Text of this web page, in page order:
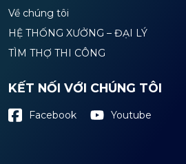
Về chúng tôi
HỆ THỐNG XƯỞNG – ĐẠI LÝ
TÌM THỢ THI CÔNG
KẾT NỐI VỚI CHÚNG TÔI
Facebook Youtube